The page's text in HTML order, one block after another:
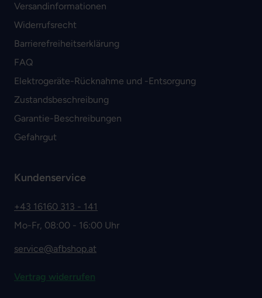
Versandinformationen
Widerrufsrecht
Barrierefreiheitserklärung
FAQ
Elektrogeräte-Rücknahme und -Entsorgung
Zustandsbeschreibung
Garantie-Beschreibungen
Gefahrgut
Kundenservice
+43 16160 313 - 141
Mo-Fr, 08:00 - 16:00 Uhr
service@afbshop.at
Vertrag widerrufen